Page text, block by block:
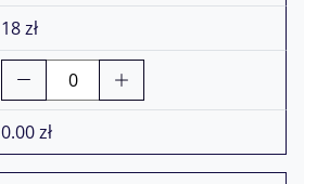
18 zł
0.00zł